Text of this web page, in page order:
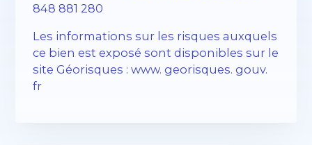
848 881 280
Les informations sur les risques auxquels
ce bien est exposé sont disponibles sur le
site Géorisques : www. georisques. gouv.
fr